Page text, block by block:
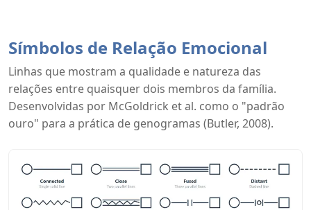
Símbolos de Relação Emocional
Linhas que mostram a qualidade e natureza das
relações entre quaisquer dois membros da família.
Desenvolvidas por McGoldrick et al. como o "padrão
ouro" para a prática de genogramas (Butler, 2008).